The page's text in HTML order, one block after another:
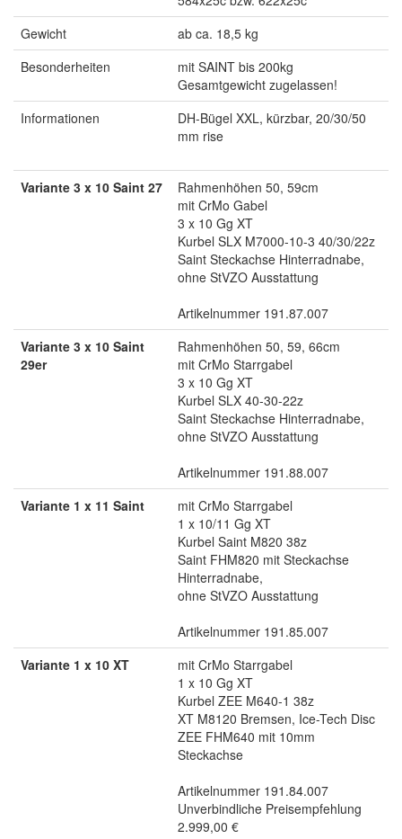
Gewicht
ab ca. 18,5 kg
Besonderheiten
mit SAINT bis 200kg
Gesamtgewicht zugelassen!
Informationen
DH-Bügel XXL, kürzbar, 20/30/50
mm rise
Variante 3 x 10 Saint 27
Rahmenhöhen 50, 59cm
mit CrMo Gabel
3 x 10 Gg XT
Kurbel SLX M7000-10-3 40/30/22z
Saint Steckachse Hinterradnabe,
ohne StVZO Ausstattung
Artikelnummer 191.87.007
Variante 3 x 10 Saint
29er
Rahmenhöhen 50, 59, 66cm
mit CrMo Starrgabel
3 x 10 Gg XT
Kurbel SLX 40-30-22z
Saint Steckachse Hinterradnabe,
ohne StVZO Ausstattung
Artikelnummer 191.88.007
Variante 1 x 11 Saint
mit CrMo Starrgabel
1 x 10/11 Gg XT
Kurbel Saint M820 38z
Saint FHM820 mit Steckachse
Hinterradnabe,
ohne StVZO Ausstattung
Artikelnummer 191.85.007
Variante 1 x 10 XT
mit CrMo Starrgabel
1 x 10 Gg XT
Kurbel ZEE M640-1 38z
XT M8120 Bremsen, Ice-Tech Disc
ZEE FHM640 mit 10mm
Steckachse
Artikelnummer 191.84.007
Unverbindliche Preisempfehlung
2.999,00 €